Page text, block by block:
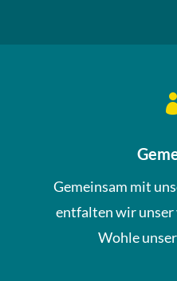
Gemeinsam mit
entfalten wir
Wohle